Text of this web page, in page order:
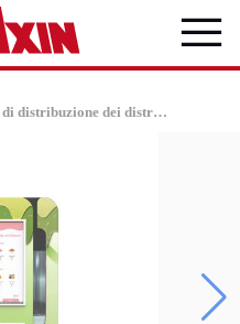
≡
Programma di distribuzione dei distributori automatici di gelato per il redditizio automatizzato Soft Serve Retail